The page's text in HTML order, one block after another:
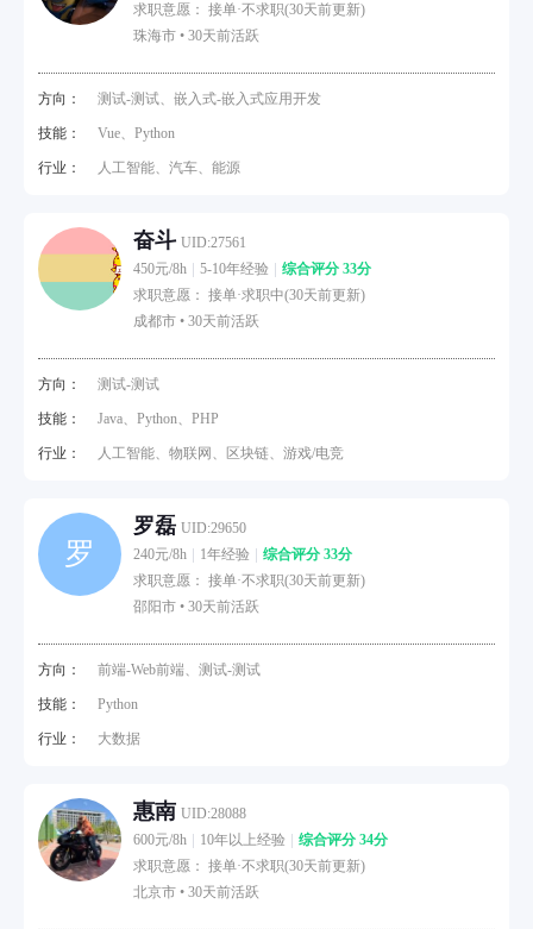
求职意愿： 接单·不求职(30天前更新)
珠海市 • 30天前活跃
方向： 测试-测试、嵌入式-嵌入式应用开发
技能： Vue、Python
行业： 人工智能、汽车、能源
奋斗 UID:27561
450元/8h
5-10年经验
综合评分 33分
求职意愿： 接单·求职中(30天前更新)
成都市 • 30天前活跃
方向： 测试-测试
技能： Java、Python、PHP
行业： 人工智能、物联网、区块链、游戏/电竞
罗
罗磊 UID:29650
240元/8h
1年经验
综合评分 33分
求职意愿： 接单·不求职(30天前更新)
邵阳市 • 30天前活跃
方向： 前端-Web前端、测试-测试
技能： Python
行业： 大数据
惠南 UID:28088
600元/8h
10年以上经验
综合评分 34分
求职意愿： 接单·不求职(30天前更新)
北京市 • 30天前活跃